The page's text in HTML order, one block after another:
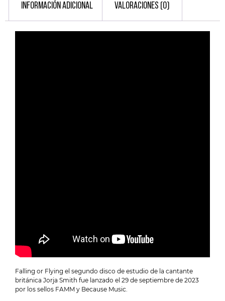
INFORMACIÓN ADICIONAL VALORACIONES (0)
Falling or Flying el segundo disco de estudio de la cantante
británica Jorja Smith fue lanzado el 29 de septiembre de 2023
por los sellos FAMM y Because Music.